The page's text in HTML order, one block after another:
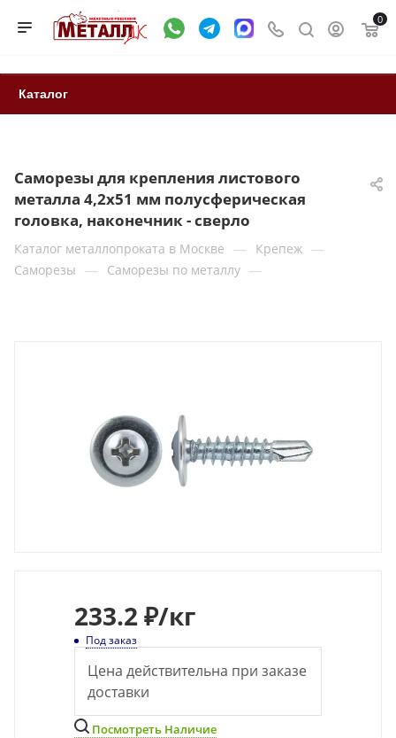
0
Каталог
Саморезы для крепления листового
металла 4,2х51 мм полусферическая
головка, наконечник - сверло
Каталог металлопроката в Москве — Крепеж —
Саморезы — Саморезы по металлу —
233.2 ₽/кг
Под заказ
Цена действительна при заказе
доставки
Посмотреть Наличие